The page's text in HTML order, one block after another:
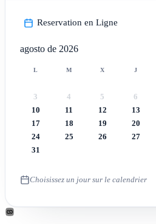
Reservation en Ligne
agosto de 2026
L M X J
3
4 5 6
10
11 12 13
17
18 19 20
24
25 26 27
31
Choisissez un jour sur le calendrier